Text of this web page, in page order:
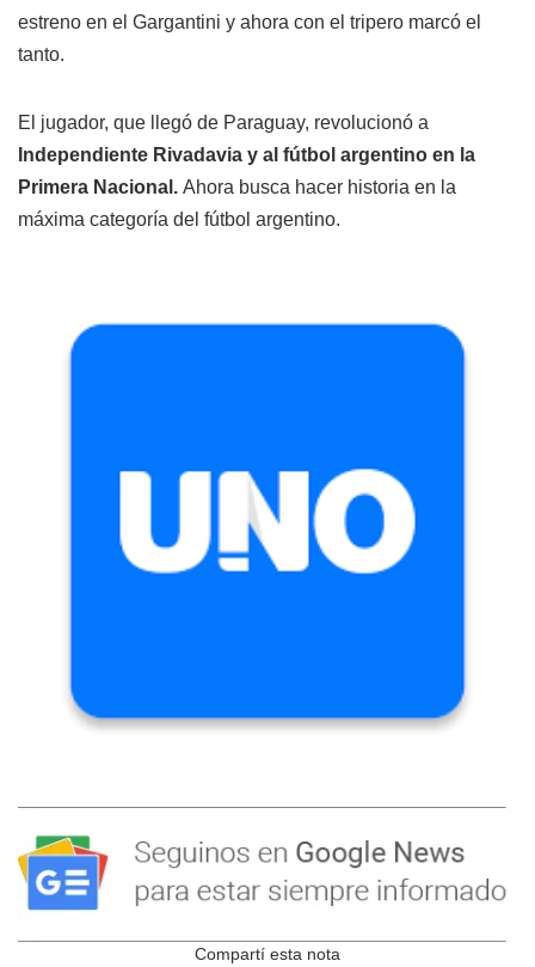
estreno en el Gargantini y ahora con el tripero marcó el
tanto.
El jugador, que llegó de Paraguay, revolucionó a
Independiente Rivadavia y al fútbol argentino en la
Primera Nacional. Ahora busca hacer historia en la
máxima categoría del fútbol argentino.